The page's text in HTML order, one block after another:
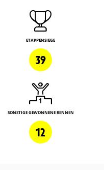
ETAPPENSIEGE
39
SONSTIGE GEWONNENE RENNEN
12